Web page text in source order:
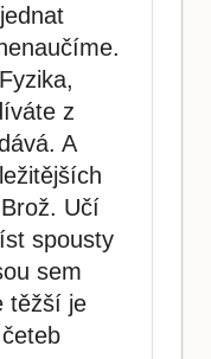
z
A
Učí
spousty
sem
těžší je